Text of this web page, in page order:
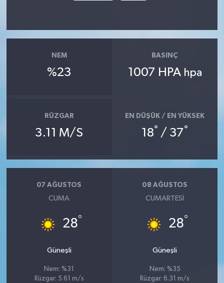
NEM
%23
BASINÇ
1007 HPA hpa
RÜZGAR
3.11 M/S
EN DÜŞÜK / EN YÜKSEK
18° / 37°
07 AĞUSTOS
CUMA
28°
Güneşli
Nem: %31
Rüzgar: 5.61 m/s
08 AĞUSTOS
CUMARTESI
28°
Güneşli
Nem: %35
Rüzgar: 6.31 m/s